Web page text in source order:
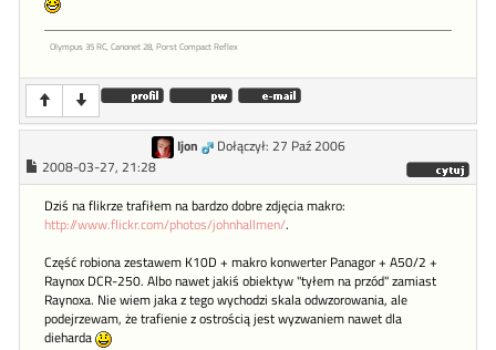
Olympus 35 RC, Canonet 28, Porst Compact Reflex
Ijon
Dołączył: 27 Paź 2006
2008-03-27, 21:28
Dziś na flikrze trafiłem na bardzo dobre zdjęcia makro:
http://www.flickr.com/photos/johnhallmen/.
Część robiona zestawem K10D + makro konwerter Panagor + A50/2 +
Raynox DCR-250. Albo nawet jakiś obiektyw "tyłem na przód" zamiast
Raynoxa. Nie wiem jaka z tego wychodzi skala odwzorowania, ale
podejrzewam, że trafienie z ostrością jest wyzwaniem nawet dla
dieharda